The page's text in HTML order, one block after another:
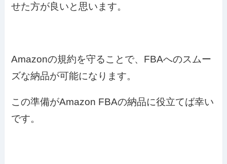
せた方が良いと思います。
Amazonの規約を守ることで、FBAへのスムー
ズな納品が可能になります。
この準備がAmazon FBAの納品に役立てば幸い
です。